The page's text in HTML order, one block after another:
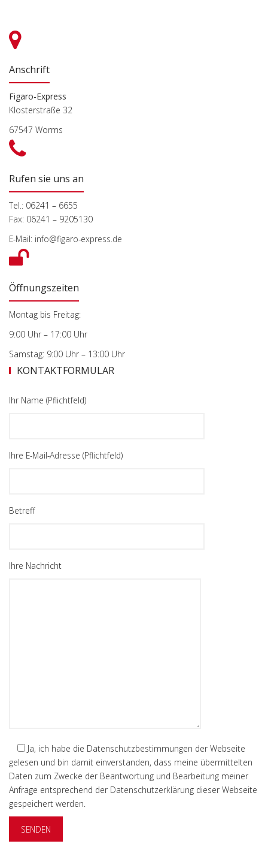
Anschrift
Figaro-Express
Klosterstraße 32
67547 Worms
Rufen sie uns an
Tel.: 06241 – 6655
Fax: 06241 – 9205130
E-Mail: info@figaro-express.de
Öffnungszeiten
Montag bis Freitag:
9:00 Uhr – 17:00 Uhr
Samstag: 9:00 Uhr – 13:00 Uhr
KONTAKTFORMULAR
Ihr Name (Pflichtfeld)
Ihre E-Mail-Adresse (Pflichtfeld)
Betreff
Ihre Nachricht
Ja, ich habe die Datenschutzbestimmungen der Webseite
gelesen und bin damit einverstanden, dass meine übermittelten
Daten zum Zwecke der Beantwortung und Bearbeitung meiner
Anfrage entsprechend der Datenschutzerklärung dieser Webseite
gespeichert werden.